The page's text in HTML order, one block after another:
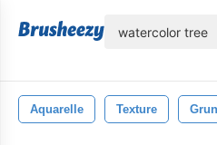
Aquarelle Texture